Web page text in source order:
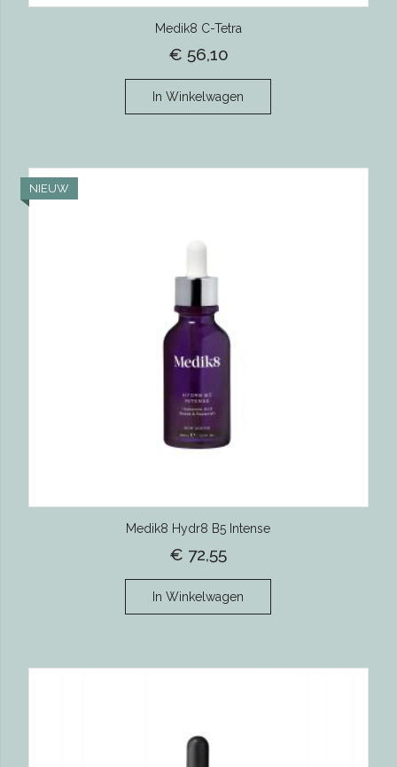
Medik8 C-Tetra
€ 56,10
In Winkelwagen
NIEUW
Medik8 Hydr8 B5 Intense
€ 72,55
In Winkelwagen